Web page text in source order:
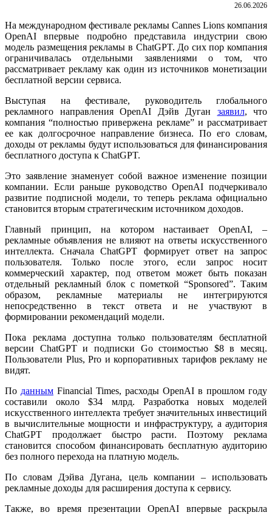
26.06.2026
На международном фестивале рекламы Cannes Lions компания
OpenAI впервые подробно представила индустрии свою
модель размещения рекламы в ChatGPT. До сих пор компания
ограничивалась отдельными заявлениями о том, что
рассматривает рекламу как один из источников монетизации
бесплатной версии сервиса.
Выступая на фестивале, руководитель глобального
рекламного направления OpenAI Дэйв Дуган заявил, что
компания “полностью привержена рекламе” и рассматривает
ее как долгосрочное направление бизнеса. По его словам,
доходы от рекламы будут использоваться для финансирования
бесплатного доступа к ChatGPT.
Это заявление знаменует собой важное изменение позиции
компании. Если раньше руководство OpenAI подчеркивало
развитие подписной модели, то теперь реклама официально
становится вторым стратегическим источником доходов.
Главный принцип, на котором настаивает OpenAI, –
рекламные объявления не влияют на ответы искусственного
интеллекта. Сначала ChatGPT формирует ответ на запрос
пользователя. Только после этого, если запрос носит
коммерческий характер, под ответом может быть показан
отдельный рекламный блок с пометкой “Sponsored”. Таким
образом, рекламные материалы не интегрируются
непосредственно в текст ответа и не участвуют в
формировании рекомендаций модели.
Пока реклама доступна только пользователям бесплатной
версии ChatGPT и подписки Go стоимостью $8 в месяц.
Пользователи Plus, Pro и корпоративных тарифов рекламу не
видят.
По данным Financial Times, расходы OpenAI в прошлом году
составили около $34 млрд. Разработка новых моделей
искусственного интеллекта требует значительных инвестиций
в вычислительные мощности и инфраструктуру, а аудитория
ChatGPT продолжает быстро расти. Поэтому реклама
становится способом финансировать бесплатную аудиторию
без полного перехода на платную модель.
По словам Дэйва Дугана, цель компании – использовать
рекламные доходы для расширения доступа к сервису.
Также, во время презентации OpenAI впервые раскрыла